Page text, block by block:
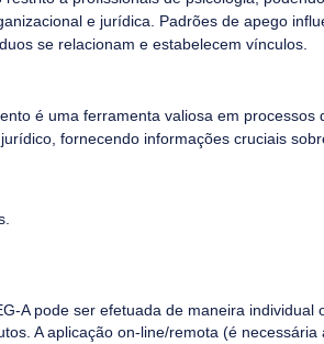
e jurídica. Padrões de apego
se relacionam e estabelecem vínculos.
é uma ferramenta valiosa em
fornecendo informações cruciais
A pode ser efetuada de maneira
A aplicação on-line/remota (é